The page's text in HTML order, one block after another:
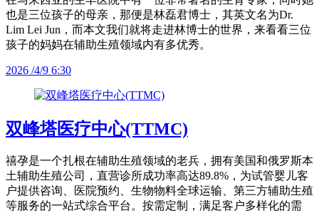
也是三位孩子的母亲，那便是林磊君博士，其英文名为Dr.
Lim Lei Jun，而本文我们就将走进林博士的世界，来看看三位
孩子的妈妈在辅助生殖领域内有多优秀。
2026 /4/9 6:30
双峰塔医疗中心(TTMC)
禧孕是一个扎根在辅助生殖领域的老兵，拥有美国和俄罗斯本
土辅助生殖公司，直营诊所成功率高达89.8%，为试管婴儿客
户提供咨询、医院预约、生物物料全球运输、第三方辅助生殖
等服务的一站式综合平台。按需定制，满足客户多样化的需